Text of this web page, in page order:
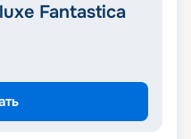
Fantastica